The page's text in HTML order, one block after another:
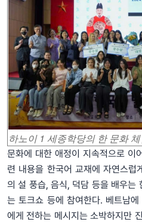
하노이 1 세종학당의 한 문화
문화에 대한 애정이 지속적으로 이
련 내용을 한국어 교재에 자연스럽
의 설 풍습, 음식, 덕담 등을 배우는
는 토크쇼 등에 참여한다. 베트남
에게 전하는 메시지는 소박하지만